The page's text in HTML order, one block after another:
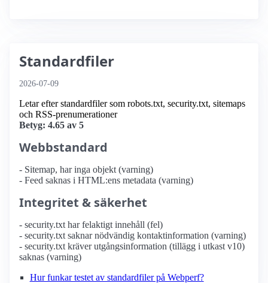
Standardfiler
2026-07-09
Letar efter standardfiler som robots.txt, security.txt, sitemaps
och RSS-prenumerationer
Betyg: 4.65 av 5
Webbstandard
- Sitemap, har inga objekt (varning)
- Feed saknas i HTML:ens metadata (varning)
Integritet & säkerhet
- security.txt har felaktigt innehåll (fel)
- security.txt saknar nödvändig kontaktinformation (varning)
- security.txt kräver utgångsinformation (tillägg i utkast v10)
saknas (varning)
Hur funkar testet av standardfiler på Webperf?